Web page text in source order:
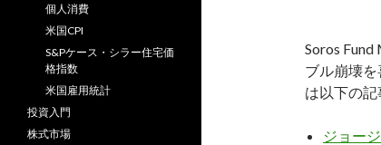
Soros
ブル崩壊
は以下の記
ジョー
個人消費
米国CPI
S&Pケース・シラー住宅価
格指数
米国雇用統計
投資入門
株式市場